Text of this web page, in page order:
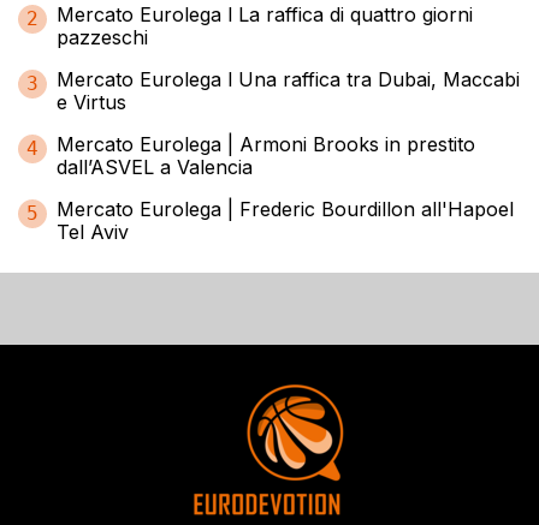
2
Mercato Eurolega l La raffica di quattro giorni
pazzeschi
3
Mercato Eurolega l Una raffica tra Dubai, Maccabi
e Virtus
4
Mercato Eurolega | Armoni Brooks in prestito
dall’ASVEL a Valencia
5
Mercato Eurolega | Frederic Bourdillon all'Hapoel
Tel Aviv